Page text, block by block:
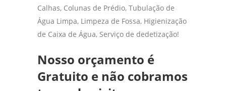
Calhas, Colunas de Prédio, Tubulação de
Água Limpa, Limpeza de Fossa, Higienização
de Caixa de Água, Serviço de dedetização!
Nosso orçamento é
Gratuito e não cobramos